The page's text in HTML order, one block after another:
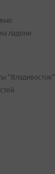
ладони
"Владивосток"